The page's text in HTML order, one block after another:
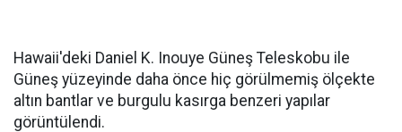
Hawaii'deki Daniel K. Inouye Güneş Teleskobu ile
Güneş yüzeyinde daha önce hiç görülmemiş ölçekte
altın bantlar ve burgulu kasırga benzeri yapılar
görüntülendi.